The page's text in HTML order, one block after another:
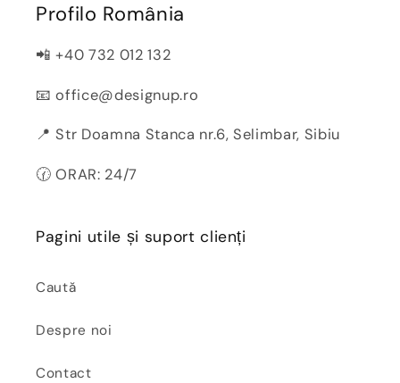
Profilo România
📲 +40 732 012 132
📧 office@designup.ro
📍 Str Doamna Stanca nr.6, Selimbar, Sibiu
🕜 ORAR: 24/7
Pagini utile și suport clienți
Caută
Despre noi
Contact